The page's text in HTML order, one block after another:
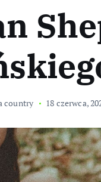
country 18 czerwca,